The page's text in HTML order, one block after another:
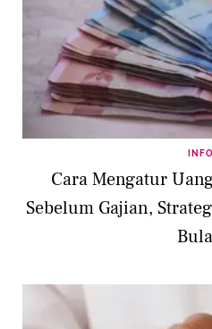
INFO
Cara Mengatur
Sebelum Gajian,